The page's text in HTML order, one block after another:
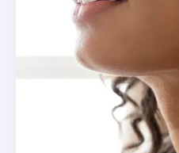
Quotidien